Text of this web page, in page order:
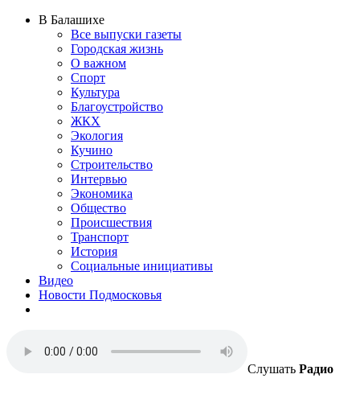
В Балашихе
Все выпуски газеты
Городская жизнь
О важном
Спорт
Культура
Благоустройство
ЖКХ
Экология
Кучино
Строительство
Интервью
Экономика
Общество
Происшествия
Транспорт
История
Социальные инициативы
Видео
Новости Подмосковья
Слушать Радио